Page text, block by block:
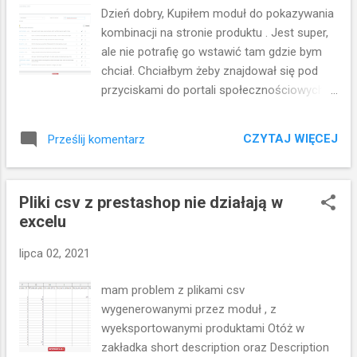
zakładkę - aktywujemy oczekiwane kryteria
(np. pokaż zakładkę na stronach produktów
danej kategorii, lub pokaż zakładkę na
stronach konkretnych produktów): screen:
https://i.imgur.com/tS245zh.png Drugi -
ma zastosowanie dla opisanego przez Pana
żadnym produktem t...
Dzień dobry, Kupiłem moduł do pokazywania
kombinacji na stronie produktu . Jest super,
ale nie potrafię go wstawić tam gdzie bym
chciał. Chciałbym żeby znajdował się pod
przyciskami do portali społecznościowych
to ustawić? Z góry dzięki. Presta 1.7.6.1.
Pozdrawiam Witam, 14 zdjęcie, o ile
buttonem "add to cart" na stronie produktu.
wykonać to: - idziemy do wygląd > pozycje -
odszukujemy tam pozycji
displayFooterProduct oraz
Prześlij komentarz CZYTAJ WIĘCEJ
Pliki csv z prestashop nie działają w
excelu
lipca 02, 2021
mam problem z plikami csv
wygenerowanymi przez moduł , z
wyeksportowanymi produktami Otóż w
zakładka short description oraz Description